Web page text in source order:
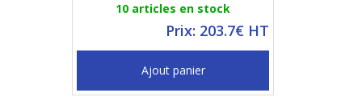
10 articles en stock
Prix: 203.7€ HT
Ajout panier